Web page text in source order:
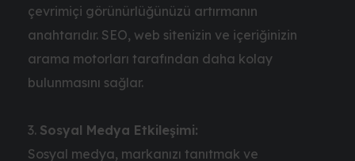
çevrimiçi görünürlüğünüzü artırmanın
anahtarıdır. SEO, web sitenizin ve içeriğinizin
arama motorları tarafından daha kolay
bulunmasını sağlar.
Sosyal Medya Etkileşimi:
Sosyal medya, markanızı tanıtmak ve